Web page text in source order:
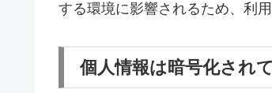
する環境に影響されるため、利
個人情報は暗号化され